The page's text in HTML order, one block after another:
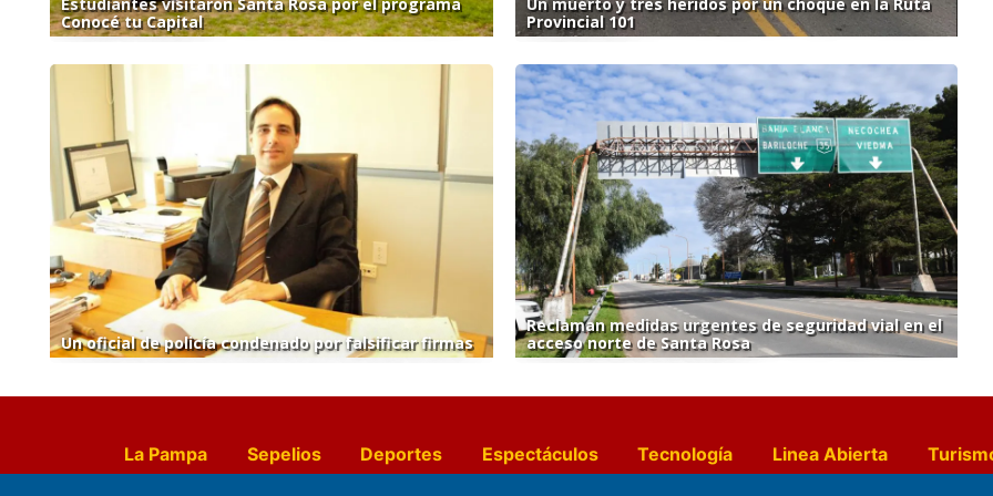
Estudiantes visitaron Santa Rosa por el programa
Conocé tu Capital
Un muerto y tres heridos por un choque en la Ruta
Provincial 101
Un oficial de policía condenado por falsificar firmas
Reclaman medidas urgentes de seguridad vial en el
acceso norte de Santa Rosa
La Pampa Sepelios Deportes Espectáculos Tecnología Linea Abierta